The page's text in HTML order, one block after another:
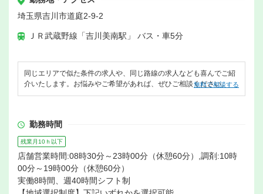
埼玉県吉川市道庭2-9-2
ＪＲ武蔵野線「吉川美南駅」 バス・車5分
同じエリアで似た条件の求人や、同じ路線の求人なども喜んでご紹
介いたします。お悩みやご希望があれば、ぜひご相談ください。
無料で相談する
勤務時間
残業月10ｈ以下
店舗営業時間:08時30分～23時00分（休憩60分）,調剤:10時
00分～19時00分（休憩60分）
実働8時間、週40時間シフト制